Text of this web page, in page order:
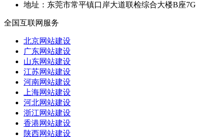
地址： 东莞市常平镇口岸大道联检综合大楼B座7G
全国互联网服务
北京网站建设
广东网站建设
山东网站建设
江苏网站建设
河南网站建设
上海网站建设
河北网站建设
浙江网站建设
香港网站建设
陕西网站建设